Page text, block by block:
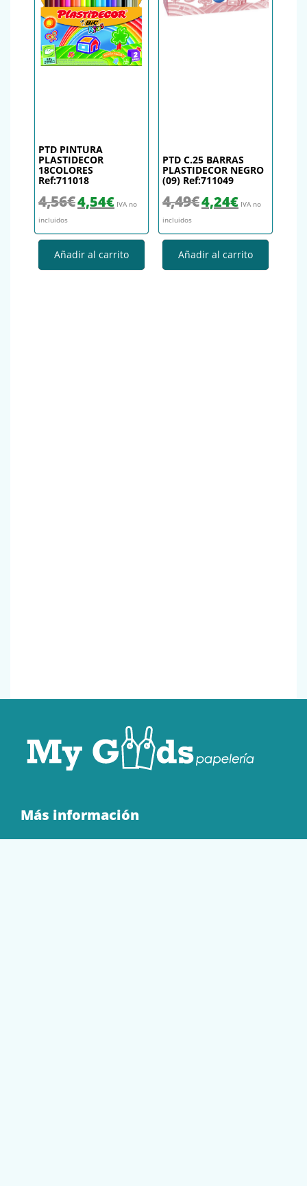
PTD PINTURA
PLASTIDECOR
18COLORES
Ref:711018
4,56€ El precio original era: 4,56€.
4,54€El precio actual es: 4,54€.
IVA no
incluidos
Añadir al carrito
PTD C.25 BARRAS
PLASTIDECOR NEGRO
(09) Ref:711049
4,49€ El precio original era: 4,49€.
4,24€El precio actual
IVA no
incluidos
Añadir al carrito
Más información